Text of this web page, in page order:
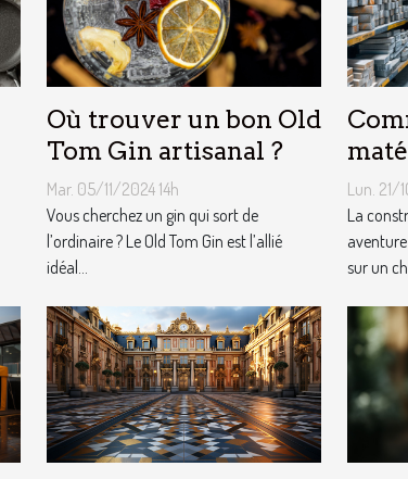
Où trouver un bon Old
Tom Gin artisanal ?
Mar. 05/11/2024 14h
Vous cherchez un gin qui sort de
l’ordinaire ? Le Old Tom Gin est l’allié
idéal...
Lun. 21/
La
sur un